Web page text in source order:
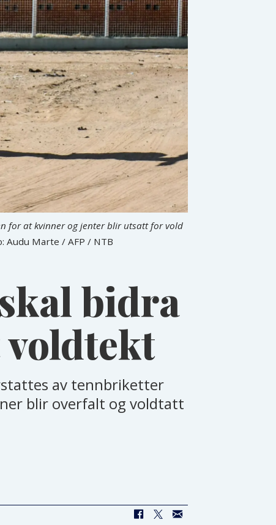
for at kvinner og jenter blir utsatt for vold
Audu Marte / AFP / NTB
bidra
av tennbriketter
blir overfalt og voldtatt